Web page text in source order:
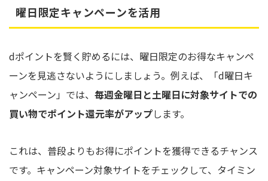
曜日限定キャンペーンを活用
dポイントを賢く貯めるには、曜日限定のお得なキャンペ
ーンを見逃さないようにしましょう。例えば、「d曜日キ
ャンペーン」では、 毎週金曜日と土曜日に対象サイトでの
買い物でポイント還元率がアップします。
これは、普段よりもお得にポイントを獲得できるチャンス
です。キャンペーン対象サイトをチェックして、タイミン